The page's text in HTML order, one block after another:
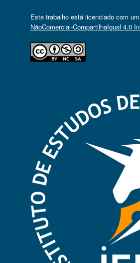
Este trabalho está licenciado com
NãoComercial-CompartilhaIgual 4.0